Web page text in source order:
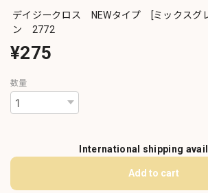
デイジークロス NEWタイプ [ミックスグ
ン 2772
¥275
数量
International shipping
Add to cart